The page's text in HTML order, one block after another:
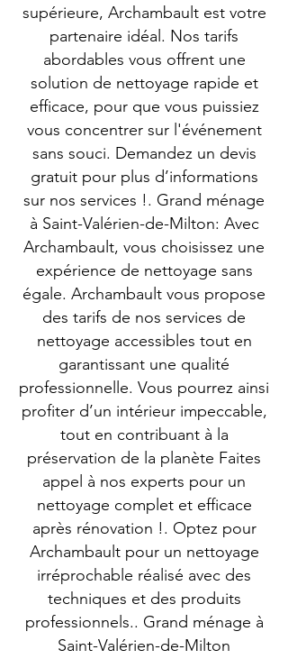
supérieure, Archambault est votre
partenaire idéal. Nos tarifs
abordables vous offrent une
solution de nettoyage rapide et
efficace, pour que vous puissiez
vous concentrer sur l'événement
sans souci. Demandez un devis
gratuit pour plus d’informations
sur nos services !. Grand ménage
à Saint-Valérien-de-Milton: Avec
Archambault, vous choisissez une
expérience de nettoyage sans
égale. Archambault vous propose
des tarifs de nos services de
nettoyage accessibles tout en
garantissant une qualité
professionnelle. Vous pourrez ainsi
profiter d’un intérieur impeccable,
tout en contribuant à la
préservation de la planète Faites
appel à nos experts pour un
nettoyage complet et efficace
après rénovation !. Optez pour
Archambault pour un nettoyage
irréprochable réalisé avec des
techniques et des produits
professionnels.. Grand ménage à
Saint-Valérien-de-Milton